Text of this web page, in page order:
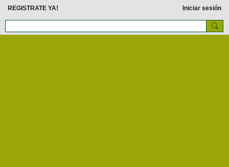
REGISTRATE YA! Iniciar sesión